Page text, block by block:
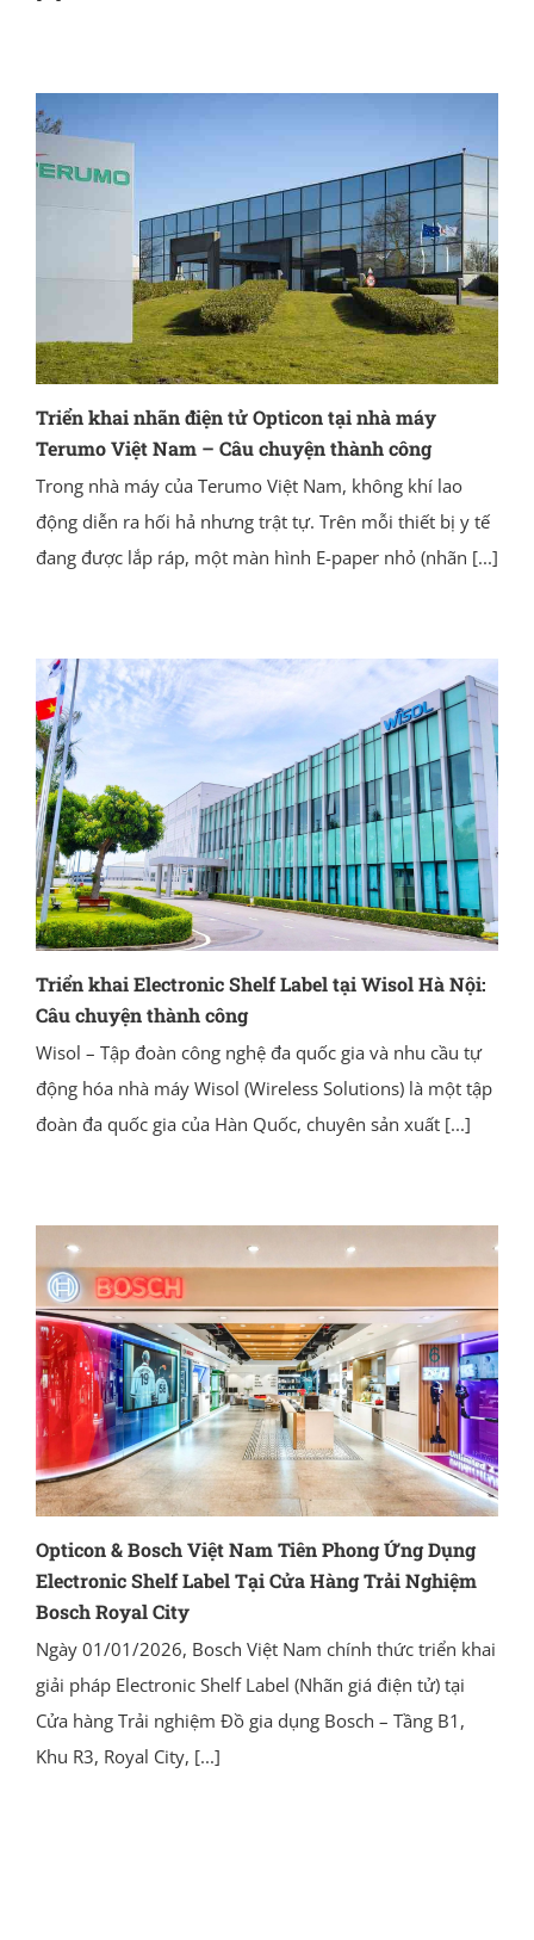
Triển khai nhãn điện tử Opticon tại nhà máy
Terumo Việt Nam – Câu chuyện thành công
Trong nhà máy của Terumo Việt Nam, không khí lao
động diễn ra hối hả nhưng trật tự. Trên mỗi thiết bị y tế
đang được lắp ráp, một màn hình E-paper nhỏ (nhãn [...]
Triển khai Electronic Shelf Label tại Wisol Hà Nội:
Câu chuyện thành công
Wisol – Tập đoàn công nghệ đa quốc gia và nhu cầu tự
động hóa nhà máy Wisol (Wireless Solutions) là một tập
đoàn đa quốc gia của Hàn Quốc, chuyên sản xuất[...]
Opticon & Bosch Việt Nam Tiên Phong Ứng Dụng
Electronic Shelf Label Tại Cửa Hàng Trải Nghiệm
Bosch Royal City
Ngày 01/01/2026, Bosch Việt Nam chính thức triển khai
giải pháp Electronic Shelf Label (Nhãn giá điện tử) tại
Cửa hàng Trải nghiệm Đồ gia dụng Bosch – Tầng B1,
Khu R3, Royal City, [...]